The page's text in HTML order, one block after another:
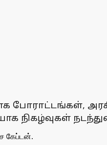
போராட்டங்கள்,
நிகழ்வுகள்